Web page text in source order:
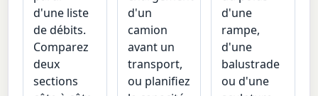
d'une liste
de débits.
Comparez
deux
sections
d'un
camion
avant un
transport,
ou planifiez
d'une
rampe,
d'une
balustrade
ou d'une